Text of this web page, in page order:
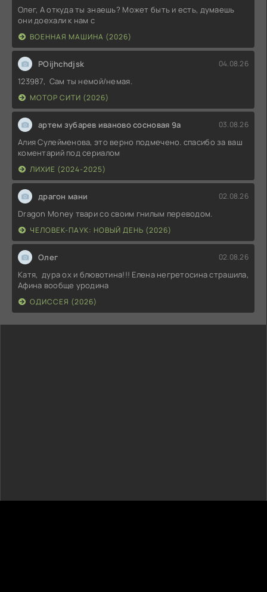
Олег, А откуда ты знаешь? Может быть и есть, думаешь
они доехали к нам с
ВОЕННАЯ МАШИНА (2026)
POijhchdjsk 04.08.26
123987, Сам ты немой/немая.
МОТОР СИТИ (2026)
артем зубарев иваново сосновая 9а 03.08.26
Алия Сулейменова, это верно подмечено. спасибо за ваш
коментарий под сериалом
ЛИХИЕ (2024-2025)
драгон мани 02.08.26
Dragon Money твари со своим гнилым переводом.
ЧЕЛОВЕК-ПАУК: НОВЫЙ ДЕНЬ (2026)
Олег 02.08.26
Катя, дура ох и блювотина!!! Елена негретосина страшила,
Афина вообще уродина
ОДИССЕЯ (2026)